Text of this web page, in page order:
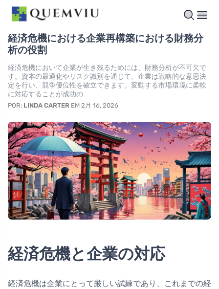
経済危機における企業再構築における財務分
析の役割
経済危機において企業が生き残るためには、財務分析が不可欠で
す。資本の最適化やリスク識別を通じて、企業は戦略的な意思決
定を行い、競争優位性を確立できます。変動する市場環境に柔軟
に対応することが成功の
POR: LINDA CARTER EM 2月 16, 2026
経済危機と企業の対応
経済危機は企業にとって厳しい試練であり、これまでの経